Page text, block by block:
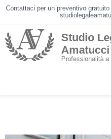
Skip
content
Contattaci per un preventivo
Studio
Amatucci
Professionalità